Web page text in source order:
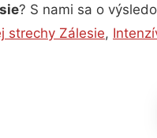
? S nami sa o
strechy Zálesie,